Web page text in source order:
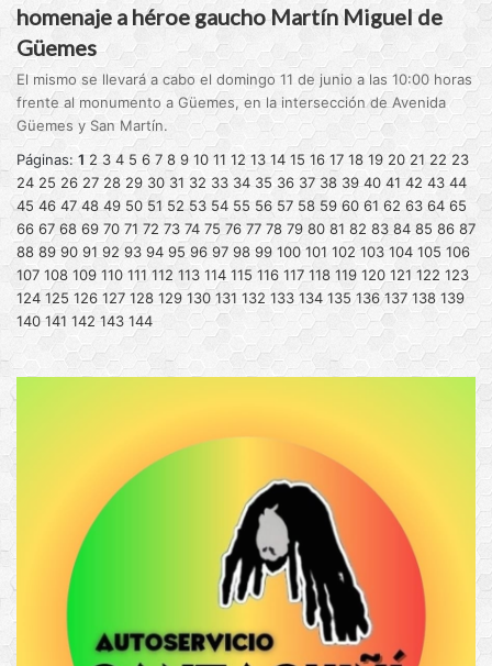
homenaje a héroe gaucho Martín Miguel de
Güemes
El mismo se llevará a cabo el domingo 11 de junio a las 10:00 horas
frente al monumento a Güemes, en la intersección de Avenida
Güemes y San Martín.
Páginas: 1 2 3 4 5 6 7 8 9 10 11 12 13 14 15 16 17 18 19 20 21 22 23
24 25 26 27 28 29 30 31 32 33 34 35 36 37 38 39 40 41 42 43 44
45 46 47 48 49 50 51 52 53 54 55 56 57 58 59 60 61 62 63 64 65
66 67 68 69 70 71 72 73 74 75 76 77 78 79 80 81 82 83 84 85 86 87
88 89 90 91 92 93 94 95 96 97 98 99 100 101 102 103 104 105 106
107 108 109 110 111 112 113 114 115 116 117 118 119 120 121 122 123
124 125 126 127 128 129 130 131 132 133 134 135 136 137 138 139
140 141 142 143 144